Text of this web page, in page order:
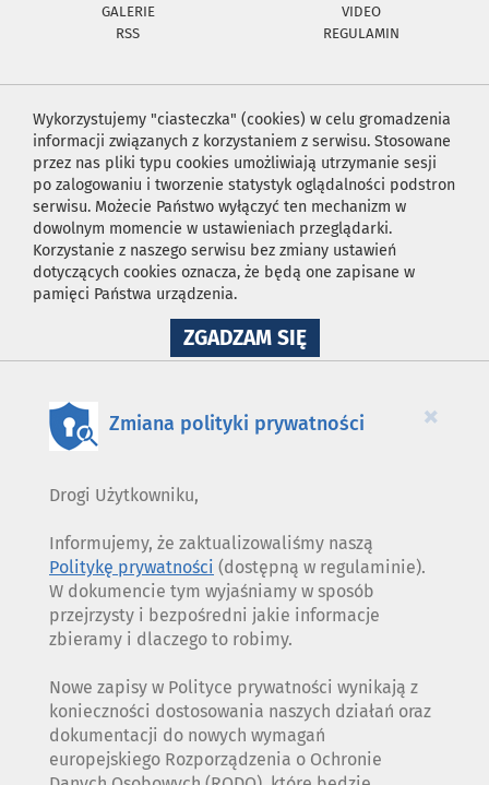
GALERIE
VIDEO
RSS
REGULAMIN
Wykorzystujemy "ciasteczka" (cookies) w celu gromadzenia
informacji związanych z korzystaniem z serwisu. Stosowane
przez nas pliki typu cookies umożliwiają utrzymanie sesji
po zalogowaniu i tworzenie statystyk oglądalności podstron
serwisu. Możecie Państwo wyłączyć ten mechanizm w
dowolnym momencie w ustawieniach przeglądarki.
Korzystanie z naszego serwisu bez zmiany ustawień
dotyczących cookies oznacza, że będą one zapisane w
pamięci Państwa urządzenia.
ZGADZAM SIĘNA
WYKORZYSTANIE
×
Zmiana polityki prywatności
Drogi Użytkowniku,
Informujemy, że zaktualizowaliśmy naszą
Politykę prywatności (dostępną w regulaminie).
W dokumencie tym wyjaśniamy w sposób
przejrzysty i bezpośredni jakie informacje
zbieramy i dlaczego to robimy.
Nowe zapisy w Polityce prywatności wynikają z
konieczności dostosowania naszych działań oraz
dokumentacji do nowych wymagań
europejskiego Rozporządzenia o Ochronie